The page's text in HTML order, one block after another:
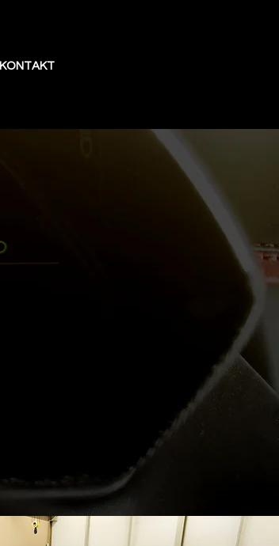
KONTAKT